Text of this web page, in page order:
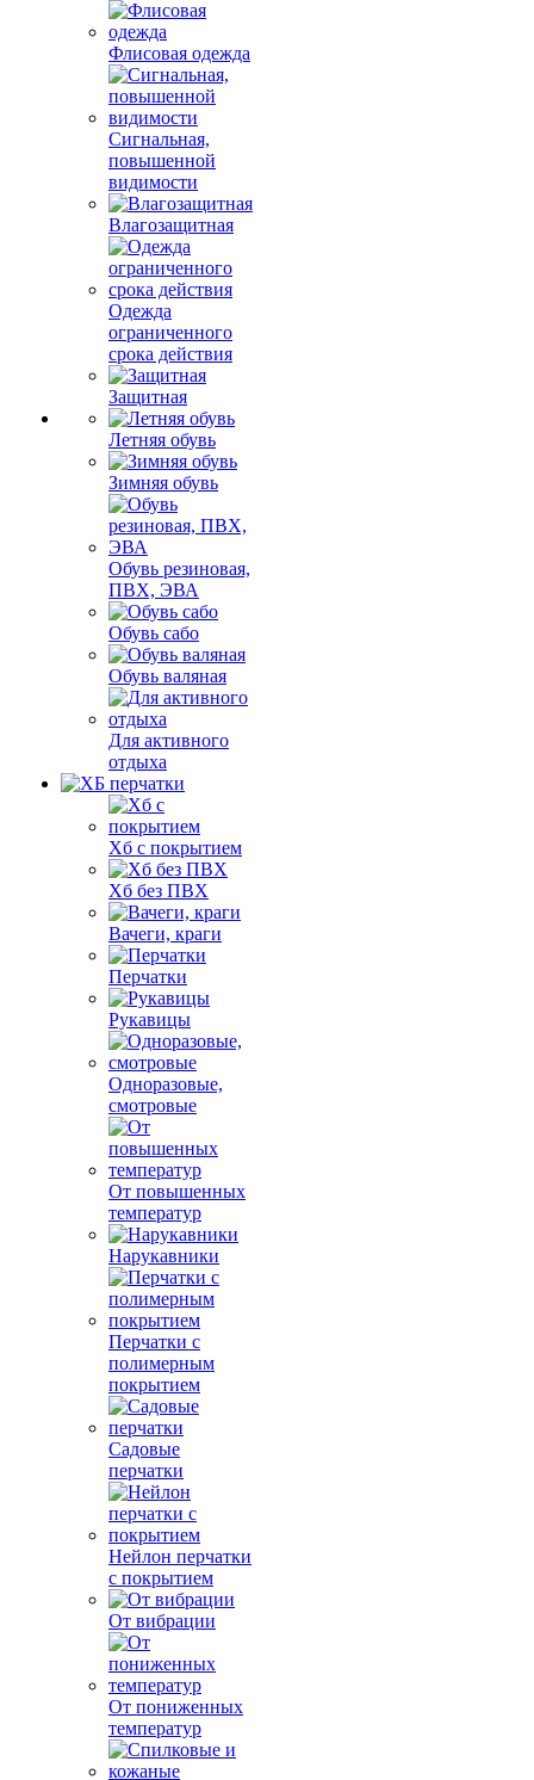
Флисовая одежда
Сигнальная,
повышенной
видимости
Влагозащитная
Одежда
ограниченного
срока действия
Защитная
Летняя обувь
Зимняя обувь
Обувь резиновая,
ПВХ, ЭВА
Обувь сабо
Обувь валяная
Для активного
отдыха
Хб с покрытием
Хб без ПВХ
Вачеги, краги
Перчатки
Рукавицы
Одноразовые,
смотровые
От повышенных
температур
Нарукавники
Перчатки с
полимерным
покрытием
Садовые
перчатки
Нейлон перчатки
с покрытием
От вибрации
От пониженных
температур